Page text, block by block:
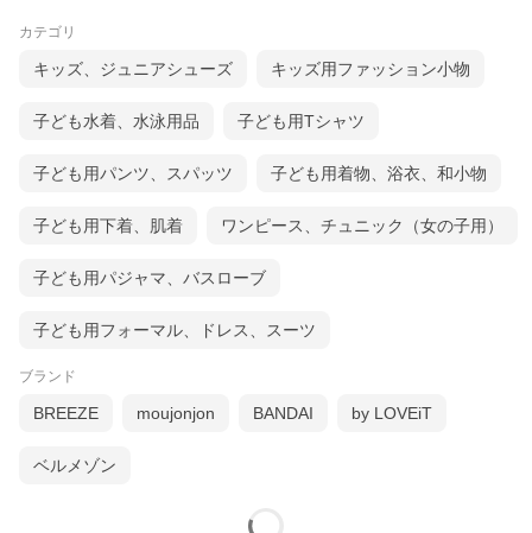
カテゴリ
キッズ、ジュニアシューズ キッズ用ファッション小物
子ども水着、水泳用品 子ども用Tシャツ
子ども用パンツ、スパッツ 子ども用着物、浴衣、和小物
子ども用下着、肌着 ワンピース、チュニック（女の子用）
子ども用パジャマ、バスローブ
子ども用フォーマル、ドレス、スーツ
ブランド
BREEZE moujonjon BANDAI by LOVEiT
ベルメゾン